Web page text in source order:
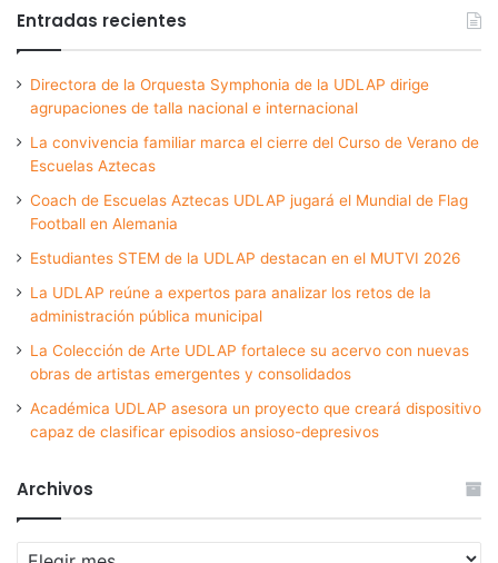
Entradas recientes
Directora de la Orquesta Symphonia de la UDLAP dirige
agrupaciones de talla nacional e internacional
La convivencia familiar marca el cierre del Curso de Verano de
Escuelas Aztecas
Coach de Escuelas Aztecas UDLAP jugará el Mundial de Flag
Football en Alemania
Estudiantes STEM de la UDLAP destacan en el MUTVI 2026
La UDLAP reúne a expertos para analizar los retos de la
administración pública municipal
La Colección de Arte UDLAP fortalece su acervo con nuevas
obras de artistas emergentes y consolidados
Académica UDLAP asesora un proyecto que creará dispositivo
capaz de clasificar episodios ansioso-depresivos
Archivos
Archivos